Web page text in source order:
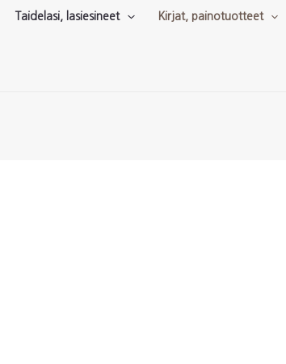
Taidelasi, lasiesineet Kirjat, painotuotteet